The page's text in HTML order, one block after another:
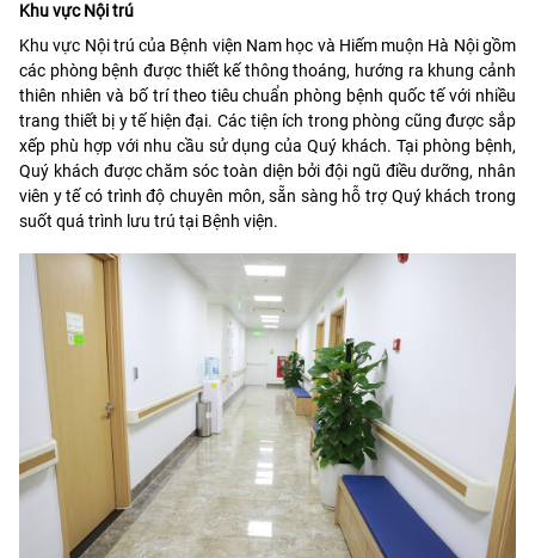
Khu vực Nội trú
Khu vực Nội trú của Bệnh viện Nam học và Hiếm muộn Hà Nội gồm
các phòng bệnh được thiết kế thông thoáng, hướng ra khung cảnh
thiên nhiên và bố trí theo tiêu chuẩn phòng bệnh quốc tế với nhiều
trang thiết bị y tế hiện đại. Các tiện ích trong phòng cũng được sắp
xếp phù hợp với nhu cầu sử dụng của Quý khách. Tại phòng bệnh,
Quý khách được chăm sóc toàn diện bởi đội ngũ điều dưỡng, nhân
viên y tế có trình độ chuyên môn, sẵn sàng hỗ trợ Quý khách trong
suốt quá trình lưu trú tại Bệnh viện.